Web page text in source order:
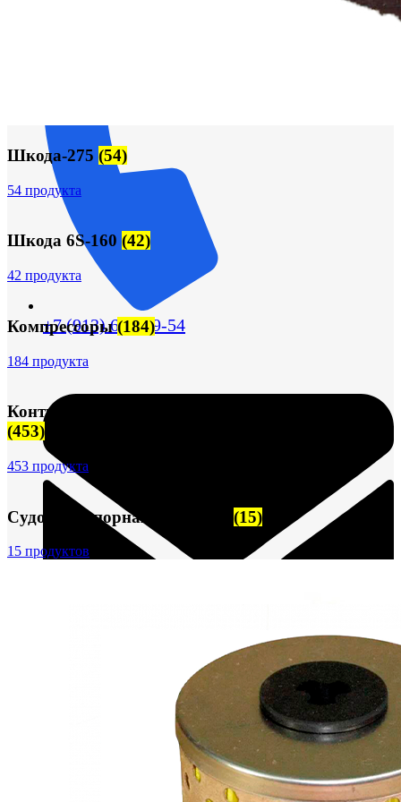
+7 (913) 672-49-54
Шкода-275 (54)
54 продукта
Шкода 6S-160 (42)
42 продукта
Компрессоры(184)
184 продукта
Контрольно-измерительные приборы (КИПиА)
(453)
453 продукта
Судовая запорная арматура (15)
15 продуктов